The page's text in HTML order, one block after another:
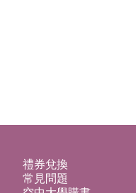
禮券兌換
常見問題